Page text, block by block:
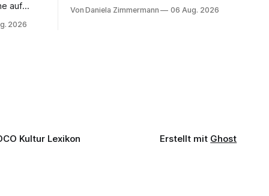
auf
2026
Wirklichkeit. Verena von Kerssenbrock
Von Daniela Zimmermann 06 Aug. 2026
Kultur Lexikon Erstellt mit Ghost